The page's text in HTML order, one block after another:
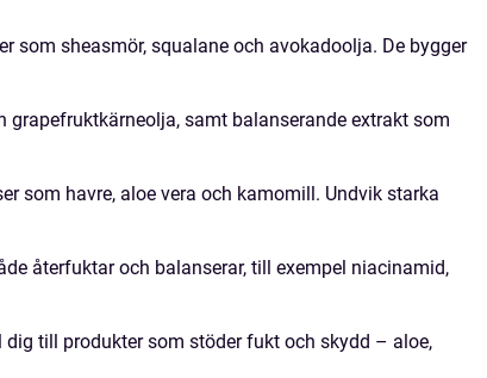
som sheasmör, squalane och avokadoolja. De bygger
samt balanserande extrakt som
som havre, aloe vera och kamomill. Undvik starka
återfuktar och balanserar, till exempel niacinamid,
dig till produkter som stöder fukt och skydd – aloe,